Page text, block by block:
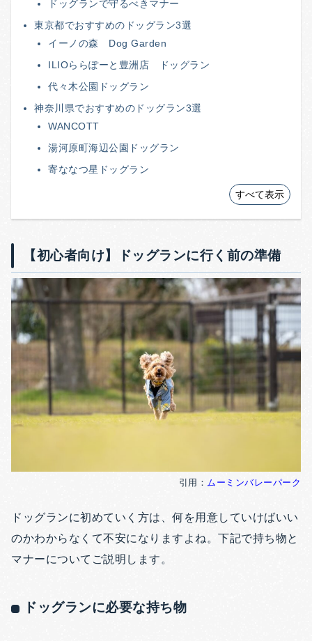
ドッグランで守るべきマナー
東京都でおすすめのドッグラン3選
イーノの森 Dog Garden
ILIOららぽーと豊洲店 ドッグラン
代々木公園ドッグラン
神奈川県でおすすめのドッグラン3選
WANCOTT
湯河原町海辺公園ドッグラン
寄ななつ星ドッグラン
すべて表示
【初心者向け】ドッグランに行く前の準備
引用： ムーミンバレーパーク
ドッグランに初めていく方は、何を用意していけばいい
のかわからなくて不安になりますよね。下記で持ち物と
マナーについてご説明します。
ドッグランに必要な持ち物